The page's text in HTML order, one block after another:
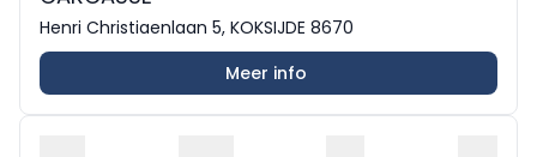
Henri Christiaenlaan 5, KOKSIJDE 8670
Meer info